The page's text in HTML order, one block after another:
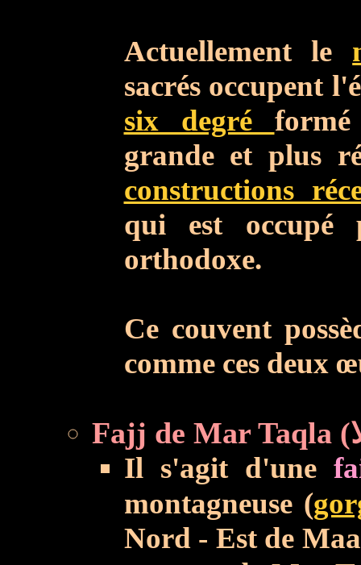
Actuellement le
sacrés occupent
six degré
grande et plus
constructions
qui est
orthodoxe.
Ce couvent
comme ces deux
Il s'agit d'une
montagneuse (
Nord - Est de